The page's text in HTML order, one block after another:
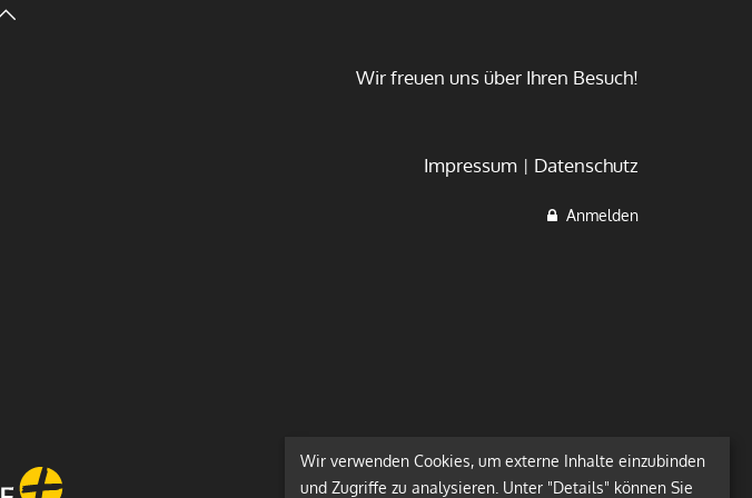
Wir freuen uns über Ihren Besuch!
Impressum Datenschutz
Anmelden
Wir verwenden Cookies, um externe Inhalte einzubinden
und Zugriffe zu analysieren. Unter "Details" können Sie